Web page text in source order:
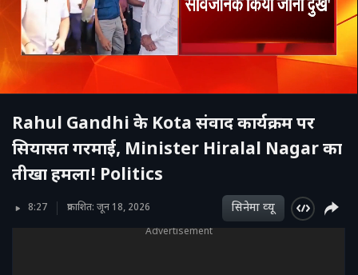
Rahul Gandhi के Kota संवाद कार्यक्रम पर
सियासत गरमाई, Minister Hiralal Nagar का
तीखा हमला! Politics
8:27 प्रकाशित: जून 18, 2026 सिनेमा व्‍यू
Advertisement